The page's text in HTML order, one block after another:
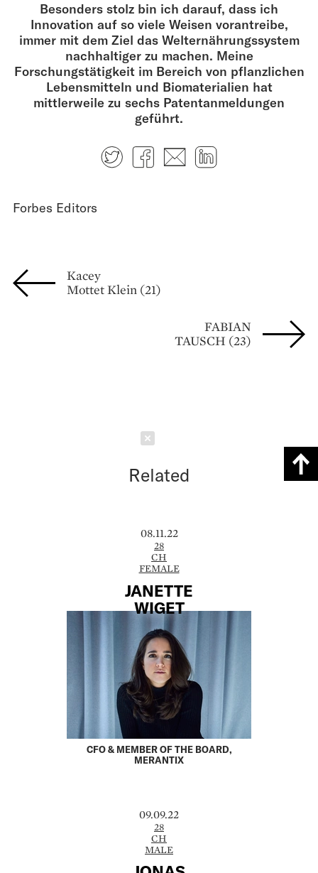
Besonders stolz bin ich darauf, dass ich
Innovation auf so viele Weisen vorantreibe,
immer mit dem Ziel das Welternährungssystem
nachhaltiger zu machen. Meine
Forschungstätigkeit im Bereich von pflanzlichen
Lebensmitteln und Biomaterialien hat
mittlerweile zu sechs Patentanmeldungen
geführt.
TwitterFacebook
E-mail
Forbes Editors
Kacey
Mottet Klein (21)
FABIAN
TAUSCH (23)
Related
08.11.22
28
CH
FEMALE
JANETTE
WIGET
CFO & MEMBER OF THE BOARD,
MERANTIX
09.09.22
28
CH
MALE